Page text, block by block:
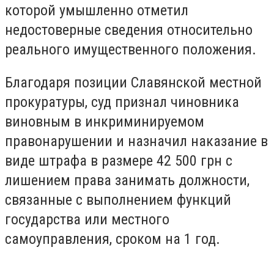
которой умышленно отметил
недостоверные сведения относительно
реального имущественного положения.
Благодаря позиции Славянской местной
прокуратуры, суд признал чиновника
виновным в инкриминируемом
правонарушении и назначил наказание в
виде штрафа в размере 42 500 грн с
лишением права занимать должности,
связанные с выполнением функций
государства или местного
самоуправления, сроком на 1 год.